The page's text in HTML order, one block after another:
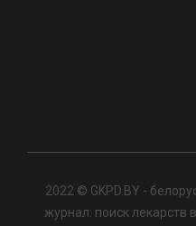
2022 © GKPD.BY -
журнал: поиск лекарств